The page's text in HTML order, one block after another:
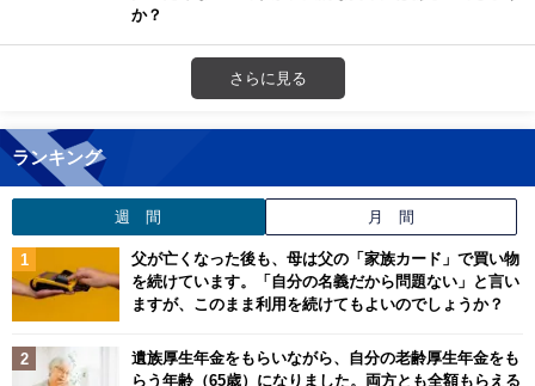
か？
さらに見る
ランキング
週 間 月 間
父が亡くなった後も、母は父の「家族カード」で買い物
を続けています。「自分の名義だから問題ない」と言い
ますが、このまま利用を続けてもよいのでしょうか？
遺族厚生年金をもらいながら、自分の老齢厚生年金をも
らう年齢（65歳）になりました。両方とも全額もらえる